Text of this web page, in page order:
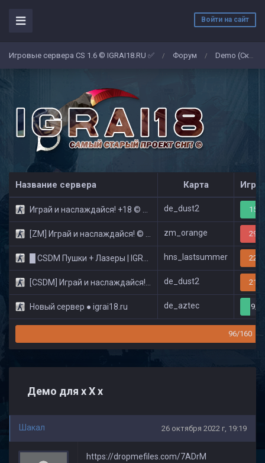
Войти на сайт
Игровые сервера CS 1.6 © IGRAI18.RU ✅ / Форум / Demo (Скриншоты)
Название сервера Карта
Играй и наслаждайся! +18 © Public de_dust2 15/
[ZM] Играй и наслаждайся! © Zombie Show zm_orange 29/
█ CSDM Пушки + Лазеры | IGRAI18.RU ツ █ hns_lastsummer 22/
[CSDM] Играй и наслаждайся! © Classic de_dust2 21/
Новый сервер ● igrai18.ru de_aztec 9/
96/160
Демо для х Х х
Шакал 26 октября 2022 г, 19:19
https://dropmefiles.com/7ADrM